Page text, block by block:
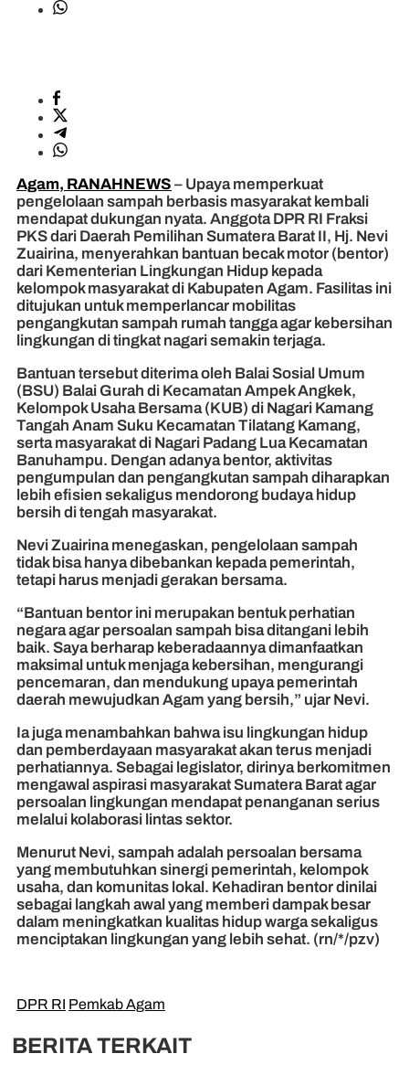
Agam, RANAHNEWS – Upaya memperkuat
pengelolaan sampah berbasis masyarakat kembali
mendapat dukungan nyata. Anggota DPR RI Fraksi
PKS dari Daerah Pemilihan Sumatera Barat II, Hj. Nevi
Zuairina, menyerahkan bantuan becak motor (bentor)
dari Kementerian Lingkungan Hidup kepada
kelompok masyarakat di Kabupaten Agam. Fasilitas ini
ditujukan untuk memperlancar mobilitas
pengangkutan sampah rumah tangga agar kebersihan
lingkungan di tingkat nagari semakin terjaga.
Bantuan tersebut diterima oleh Balai Sosial Umum
(BSU) Balai Gurah di Kecamatan Ampek Angkek,
Kelompok Usaha Bersama (KUB) di Nagari Kamang
Tangah Anam Suku Kecamatan Tilatang Kamang,
serta masyarakat di Nagari Padang Lua Kecamatan
Banuhampu. Dengan adanya bentor, aktivitas
pengumpulan dan pengangkutan sampah diharapkan
lebih efisien sekaligus mendorong budaya hidup
bersih di tengah masyarakat.
Nevi Zuairina menegaskan, pengelolaan sampah
tidak bisa hanya dibebankan kepada pemerintah,
tetapi harus menjadi gerakan bersama.
“Bantuan bentor ini merupakan bentuk perhatian
negara agar persoalan sampah bisa ditangani lebih
baik. Saya berharap keberadaannya dimanfaatkan
maksimal untuk menjaga kebersihan, mengurangi
pencemaran, dan mendukung upaya pemerintah
daerah mewujudkan Agam yang bersih,” ujar Nevi.
Ia juga menambahkan bahwa isu lingkungan hidup
dan pemberdayaan masyarakat akan terus menjadi
perhatiannya. Sebagai legislator, dirinya berkomitmen
mengawal aspirasi masyarakat Sumatera Barat agar
persoalan lingkungan mendapat penanganan serius
melalui kolaborasi lintas sektor.
Menurut Nevi, sampah adalah persoalan bersama
yang membutuhkan sinergi pemerintah, kelompok
usaha, dan komunitas lokal. Kehadiran bentor dinilai
sebagai langkah awal yang memberi dampak besar
dalam meningkatkan kualitas hidup warga sekaligus
menciptakan lingkungan yang lebih sehat. (rn/*/pzv)
DPR RI Pemkab Agam
BERITA TERKAIT